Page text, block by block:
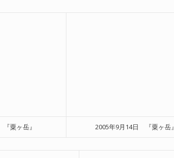
粟ヶ岳』 2005年9月14日 『粟ヶ岳』